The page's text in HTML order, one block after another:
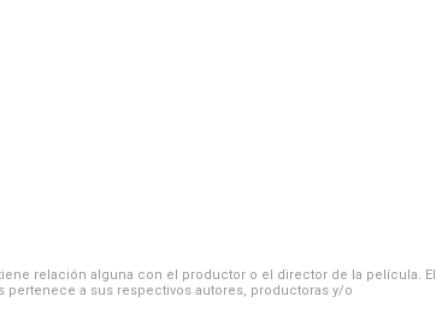
relación alguna con el productor o el director de la película. El
a sus respectivos autores, productoras y/o